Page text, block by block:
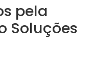
pela
Soluções